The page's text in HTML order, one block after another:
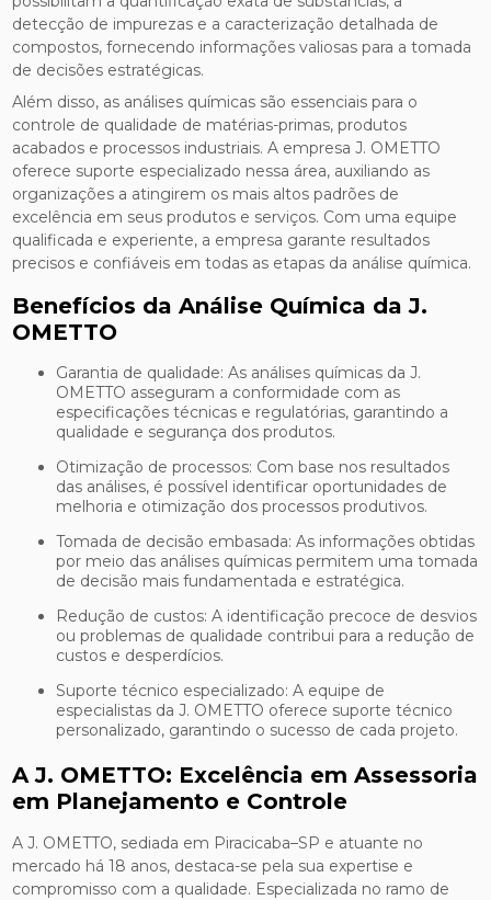
detecção de impurezas e a caracterização detalhada de
compostos, fornecendo informações valiosas para a tomada
de decisões estratégicas.
Além disso, as análises químicas são essenciais para o
controle de qualidade de matérias-primas, produtos
acabados e processos industriais. A empresa J. OMETTO
oferece suporte especializado nessa área, auxiliando as
organizações a atingirem os mais altos padrões de
excelência em seus produtos e serviços. Com uma equipe
qualificada e experiente, a empresa garante resultados
precisos e confiáveis em todas as etapas da análise química.
Benefícios da Análise Química da J.
OMETTO
Garantia de qualidade: As análises químicas da J.
OMETTO asseguram a conformidade com as
especificações técnicas e regulatórias, garantindo a
qualidade e segurança dos produtos.
Otimização de processos: Com base nos resultados
das análises, é possível identificar oportunidades de
melhoria e otimização dos processos produtivos.
Tomada de decisão embasada: As informações obtidas
por meio das análises químicas permitem uma tomada
de decisão mais fundamentada e estratégica.
Redução de custos: A identificação precoce de desvios
ou problemas de qualidade contribui para a redução de
custos e desperdícios.
Suporte técnico especializado: A equipe de
especialistas da J. OMETTO oferece suporte técnico
personalizado, garantindo o sucesso de cada projeto.
A J. OMETTO: Excelência em Assessoria
em Planejamento e Controle
A J. OMETTO, sediada em Piracicaba–SP e atuante no
mercado há 18 anos, destaca-se pela sua expertise e
compromisso com a qualidade. Especializada no ramo de